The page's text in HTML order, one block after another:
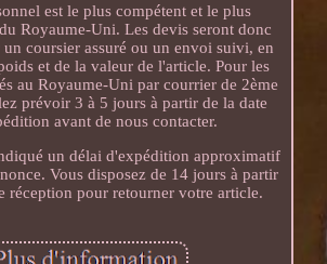
est le plus compétent et le plus
Royaume-Uni. Les devis seront donc
coursier assuré ou un envoi suivi, en
et de la valeur de l'article. Pour les
au Royaume-Uni par courrier de 2ème
prévoir 3 à 5 jours à partir de la date
avant de nous contacter.
un délai d'expédition approximatif
Vous disposez de 14 jours à partir
réception pour retourner votre article.